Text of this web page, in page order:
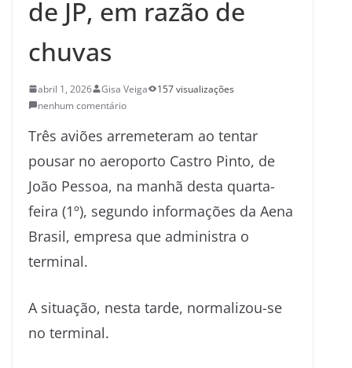
de JP, em razão de
chuvas
abril 1, 2026 Gisa Veiga
157 visualizações
nenhum comentário
Três aviões arremeteram ao tentar
pousar no aeroporto Castro Pinto, de
João Pessoa, na manhã desta quarta-
feira (1º), segundo informações da Aena
Brasil, empresa que administra o
terminal.
A situação, nesta tarde, normalizou-se
no terminal.